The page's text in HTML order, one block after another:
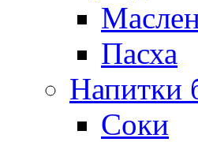
Пасха
Напитки
Соки